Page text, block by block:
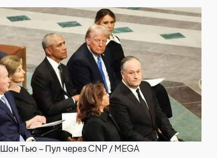
Шон Тью – Пул через CNP / MEGA